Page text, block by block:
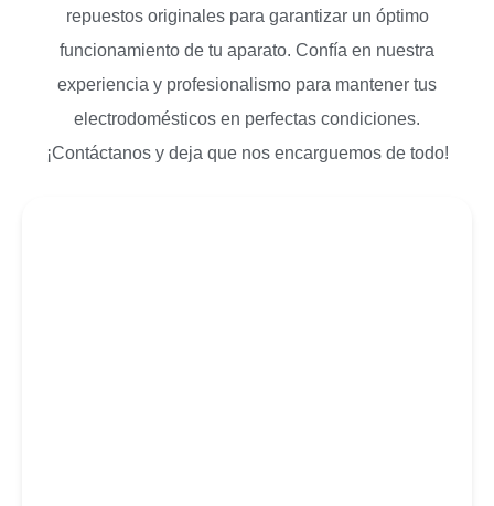
repuestos originales para garantizar un óptimo
funcionamiento de tu aparato. Confía en nuestra
experiencia y profesionalismo para mantener tus
electrodomésticos en perfectas condiciones.
¡Contáctanos y deja que nos encarguemos de todo!